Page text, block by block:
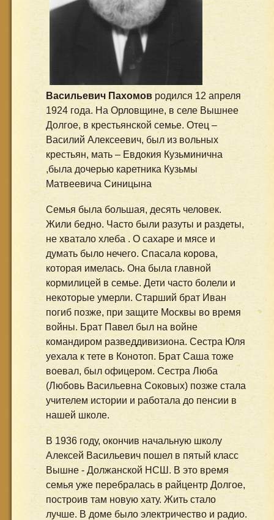
Васильевич Пахомов родился 12 апреля
1924 года. На Орловщине, в селе Вышнее
Долгое, в крестьянской семье. Отец –
Василий Алексеевич, был из вольных
крестьян, мать – Евдокия Кузьминична
,была дочерью каретника Кузьмы
Матвеевича Синицына
Семья была большая, десять человек.
Жили бедно. Часто были разуты и раздеты,
не хватало хлеба . О сахаре и мясе и
думать было нечего. Спасала корова,
которая имелась. Она была главной
кормилицей в семье. Дети часто болели и
некоторые умерли. Старший брат Иван
погиб позже, при защите Москвы во время
войны. Брат Павел был на войне
командиром разведдивизиона. Сестра Юля
уехала к тете в Конотоп. Брат Саша тоже
воевал, был офицером. Сестра Люба
(Любовь Васильевна Соковых) позже стала
учителем истории и работала до пенсии в
нашей школе.
В 1936 году, окончив начальную школу
Алексей Васильевич пошел в пятый класс
Вышне - Должанской НСШ. В это время
семья уже перебралась в райцентр Долгое,
построив там новую хату. Жить стало
лучше. В доме было электричество и радио.